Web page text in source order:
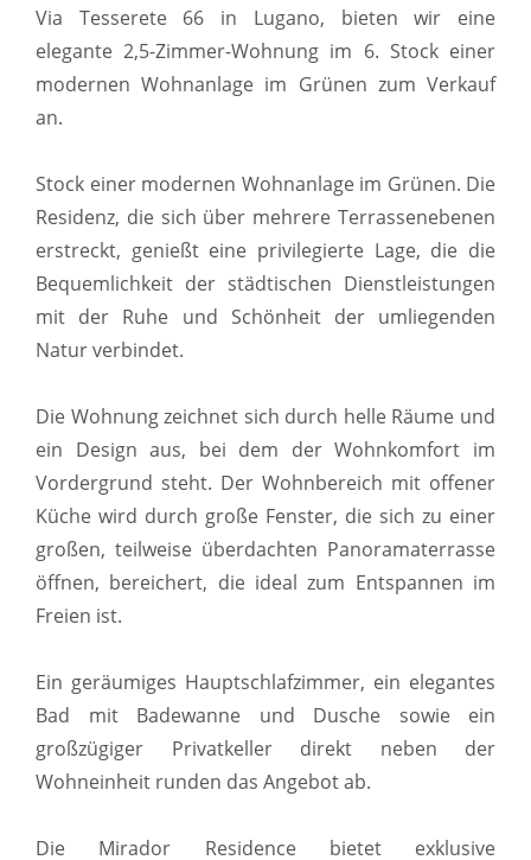
Via Tesserete 66 in Lugano, bieten wir eine
elegante 2,5-Zimmer-Wohnung im 6. Stock einer
modernen Wohnanlage im Grünen zum Verkauf
an.
Stock einer modernen Wohnanlage im Grünen. Die
Residenz, die sich über mehrere Terrassenebenen
erstreckt, genießt eine privilegierte Lage, die die
Bequemlichkeit der städtischen Dienstleistungen
mit der Ruhe und Schönheit der umliegenden
Natur verbindet.
Die Wohnung zeichnet sich durch helle Räume und
ein Design aus, bei dem der Wohnkomfort im
Vordergrund steht. Der Wohnbereich mit offener
Küche wird durch große Fenster, die sich zu einer
großen, teilweise überdachten Panoramaterrasse
öffnen, bereichert, die ideal zum Entspannen im
Freien ist.
Ein geräumiges Hauptschlafzimmer, ein elegantes
Bad mit Badewanne und Dusche sowie ein
großzügiger Privatkeller direkt neben der
Wohneinheit runden das Angebot ab.
Die Mirador Residence bietet exklusive